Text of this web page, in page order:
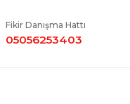
Fikir Danışma Hattı
05056253403